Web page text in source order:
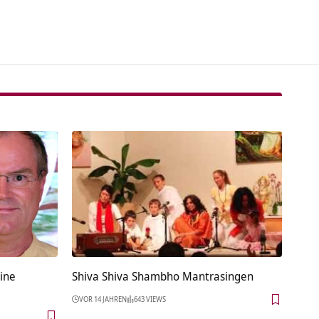
Shiva Shiva Shambho Mantrasingen
VOR 14 JAHREN 643 VIEWS